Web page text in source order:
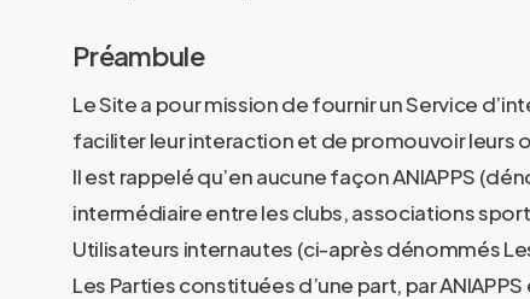
Préambule
Le Site a pour mission de fournir un Service
faciliter leur interaction et de promouvoir leurs
Il est rappelé qu’en aucune façon ANIAPPS
intermédiaire entre les clubs, associations
Utilisateurs internautes (ci-après dénommés
Les Parties constituées d’une part, par